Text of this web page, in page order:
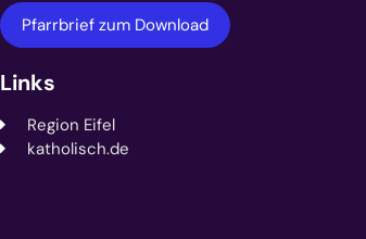
Pfarrbrief zum Download
Links
Region Eifel
katholisch.de